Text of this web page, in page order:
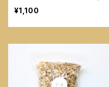
¥1,100